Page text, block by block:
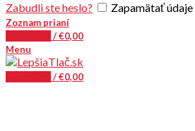
Zabudli ste heslo? Zapamätať údaje
Zoznam prianí
/€0,00
Menu
/€0,00